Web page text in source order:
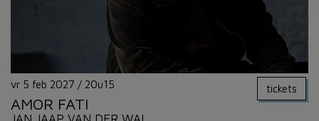
vr 5 feb 2027 / 20u15 tickets
AMOR FATI